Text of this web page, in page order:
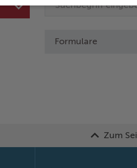
Formulare
Zum